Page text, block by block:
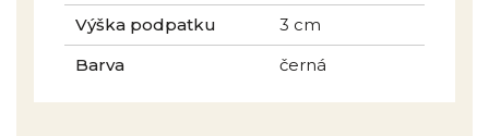
Výška podpatku
3 cm
Barva
černá